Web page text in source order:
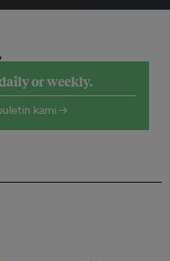
or weekly.
kami →